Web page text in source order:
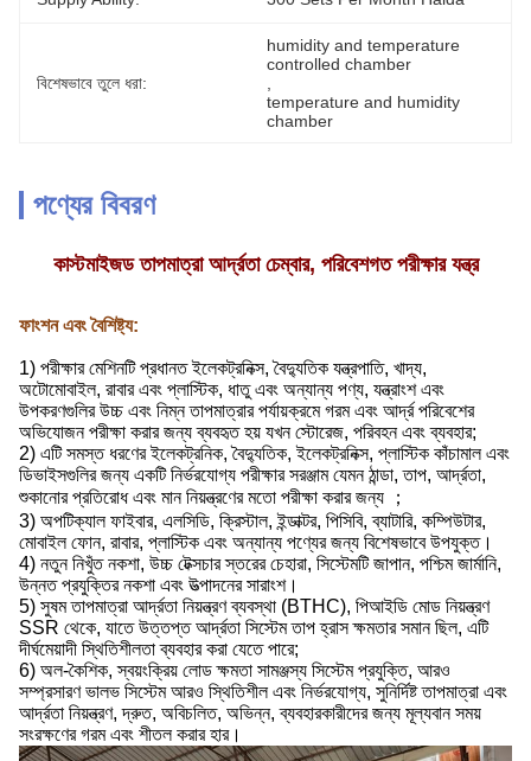
বিশেষভাবে তুলে ধরা:
humidity and temperature
controlled chamber
temperature and humidity
chamber
পণ্যের বিবরণ
কাস্টমাইজড তাপমাত্রা আর্দ্রতা চেম্বার, পরিবেশগত পরীক্ষার যন্ত্র
ফাংশন এবং বৈশিষ্ট্য:
1) পরীক্ষার মেশিনটি প্রধানত ইলেকট্রনিক্স, বৈদ্যুতিক যন্ত্রপাতি, খাদ্য,
অটোমোবাইল, রাবার এবং প্লাস্টিক, ধাতু এবং অন্যান্য পণ্য, যন্ত্রাংশ এবং
উপকরণগুলির উচ্চ এবং নিম্ন তাপমাত্রার পর্যায়ক্রমে গরম এবং আর্দ্র পরিবেশের
অভিযোজন পরীক্ষা করার জন্য ব্যবহৃত হয় যখন স্টোরেজ, পরিবহন এবং ব্যবহার;
2) এটি সমস্ত ধরণের ইলেকট্রনিক, বৈদ্যুতিক, ইলেকট্রনিক্স, প্লাস্টিক কাঁচামাল এবং
ডিভাইসগুলির জন্য একটি নির্ভরযোগ্য পরীক্ষার সরঞ্জাম যেমন ঠান্ডা, তাপ, আর্দ্রতা,
শুকানোর প্রতিরোধ এবং মান নিয়ন্ত্রণের মতো পরীক্ষা করার জন্য ；
3) অপটিক্যাল ফাইবার, এলসিডি, ক্রিস্টাল, ইন্ডাক্টর, পিসিবি, ব্যাটারি, কম্পিউটার,
মোবাইল ফোন, রাবার, প্লাস্টিক এবং অন্যান্য পণ্যের জন্য বিশেষভাবে উপযুক্ত।
4) নতুন নিখুঁত নকশা, উচ্চ টেক্সচার স্তরের চেহারা, সিস্টেমটি জাপান, পশ্চিম জার্মানি,
উন্নত প্রযুক্তির নকশা এবং উত্পাদনের সারাংশ।
5) সুষম তাপমাত্রা আর্দ্রতা নিয়ন্ত্রণ ব্যবস্থা (BTHC), পিআইডি মোড নিয়ন্ত্রণ
SSR থেকে, যাতে উত্তপ্ত আর্দ্রতা সিস্টেম তাপ হ্রাস ক্ষমতার সমান ছিল, এটি
দীর্ঘমেয়াদী স্থিতিশীলতা ব্যবহার করা যেতে পারে;
6) অল-কৈশিক, স্বয়ংক্রিয় লোড ক্ষমতা সামঞ্জস্য সিস্টেম প্রযুক্তি, আরও
সম্প্রসারণ ভালভ সিস্টেম আরও স্থিতিশীল এবং নির্ভরযোগ্য, সুনির্দিষ্ট তাপমাত্রা এবং
আর্দ্রতা নিয়ন্ত্রণ, দ্রুত, অবিচলিত, অভিন্ন, ব্যবহারকারীদের জন্য মূল্যবান সময়
সংরক্ষণের গরম এবং শীতল করার হার।